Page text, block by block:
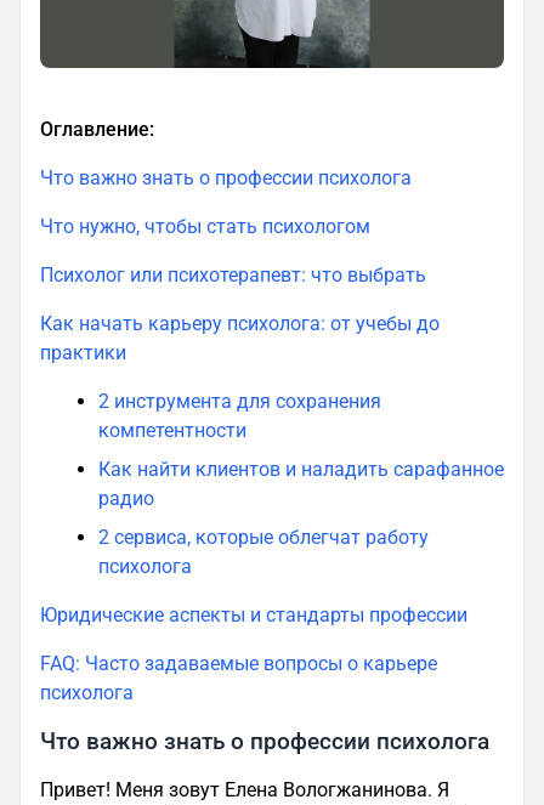
Оглавление:
Что важно знать о профессии психолога
Что нужно, чтобы стать психологом
Психолог или психотерапевт: что выбрать
Как начать карьеру психолога: от учебы до
практики
2 инструмента для сохранения
компетентности
Как найти клиентов и наладить сарафанное
радио
2 сервиса, которые облегчат работу
психолога
Юридические аспекты и стандарты профессии
FAQ: Часто задаваемые вопросы о карьере
психолога
Что важно знать о профессии психолога
Привет! Меня зовут Елена Вологжанинова. Я